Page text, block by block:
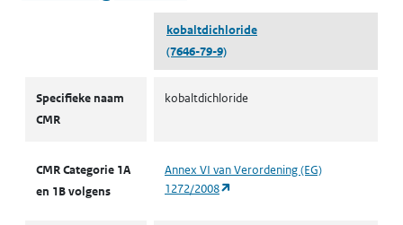
kobaltdichloride
(7646-79-9)
Specifieke naam
CMR
kobaltdichloride
CMR Categorie 1A
en 1B volgens
Annex VI van Verordening (EG)
1272/2008